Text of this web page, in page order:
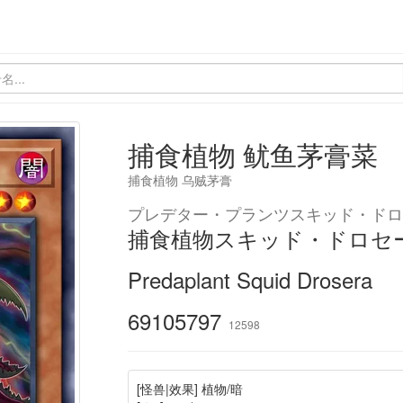
捕食植物 鱿鱼茅膏菜
捕食植物 乌贼茅膏
プレデター・プランツスキッド・ド
捕食植物スキッド・ドロセ
Predaplant Squid Drosera
69105797 12598
[怪兽|效果] 植物/暗